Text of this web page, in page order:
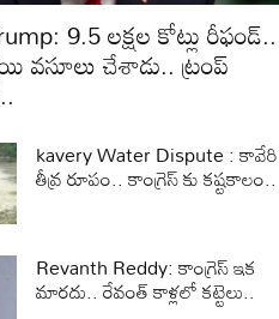
9.5 లక్షల కోట్లు రీఫండ్‌..
వసూలు చేశాడు.. ట్రంప్‌
kavery Water Dispute : కావేరి
తీవ్ర రూపం.. కాంగ్రెస్ కు కష్టకాలం..
Revanth Reddy: కాంగ్రెస్ ఇక
మారదు.. రేవంత్ కాళ్లలో కట్టెలు..